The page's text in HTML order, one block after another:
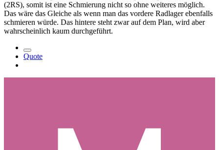
(2RS), somit ist eine Schmierung nicht so ohne weiteres möglich.
Das wäre das Gleiche als wenn man das vordere Radlager ebenfalls
schmieren würde. Das hintere steht zwar auf dem Plan, wird aber
wahrscheinlich kaum durchgeführt.
Quote